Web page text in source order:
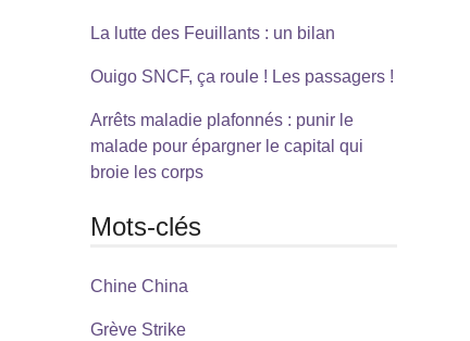
La lutte des Feuillants : un bilan
Ouigo SNCF, ça roule ! Les passagers !
Arrêts maladie plafonnés : punir le
malade pour épargner le capital qui
broie les corps
Mots-clés
Chine China
Grève Strike